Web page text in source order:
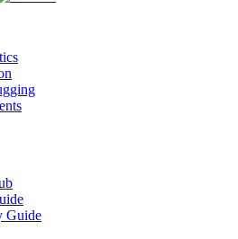
Guide